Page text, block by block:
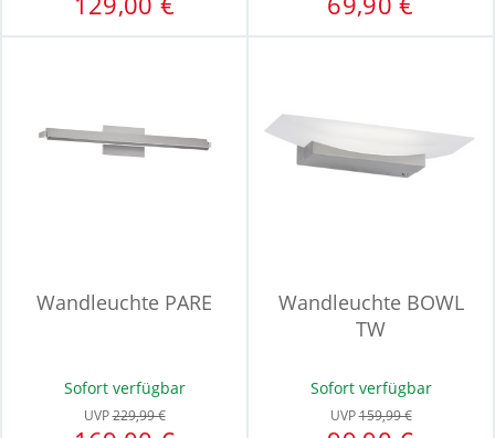
Wandleuchte PARE
Sofort verfügbar
UVP229,99 €
Wandleuchte BOWL
TW
Sofort verfügbar
UVP159,99 €